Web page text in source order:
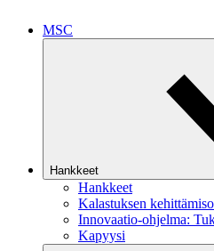
MSC
Hankkeet
Hankkeet
Kalastuksen
Innovaatio-ohjelma:
Kapyysi